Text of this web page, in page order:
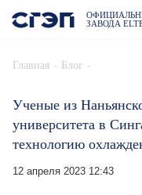
ЗАВОДА
Главная - Блог -
Ученые из
университета в
технологию
12 апреля 2023 12:43